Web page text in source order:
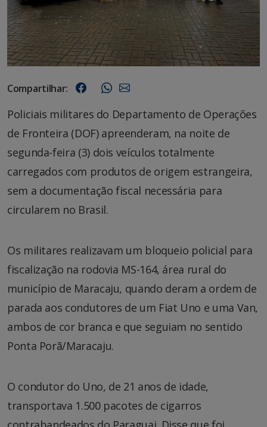
Compartilhar:
Policiais militares do Departamento de Operações
de Fronteira (DOF) apreenderam, na noite de
segunda-feira (3) dois veículos totalmente
carregados com produtos de origem estrangeira,
sem a documentação fiscal necessária para
circularem no Brasil.
Os militares realizavam um bloqueio policial para
fiscalização na rodovia MS-164, área rural do
município de Maracaju, quando deram a ordem de
parada aos condutores de um Fiat Uno e uma Van,
ambos de cor branca e que seguiam no sentido
Ponta Porã/Maracaju.
O condutor do Uno, de 21 anos de idade,
transportava 1.500 pacotes de cigarros